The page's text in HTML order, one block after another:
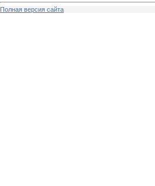
Полная версия сайта